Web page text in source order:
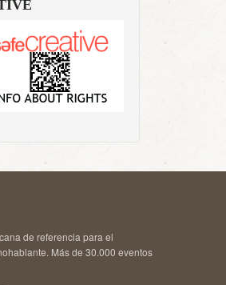
de referencia para el
Más de 30.000 eventos